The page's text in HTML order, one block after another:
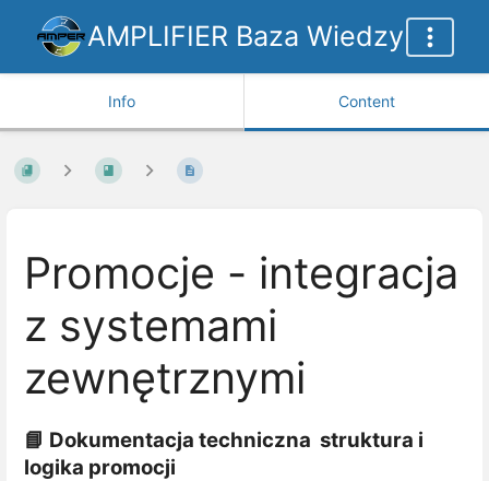
AMPLIFIER Baza Wiedzy
Info Content
Promocje - integracja
z systemami
zewnętrznymi
📘 Dokumentacja techniczna struktura i
logika promocji